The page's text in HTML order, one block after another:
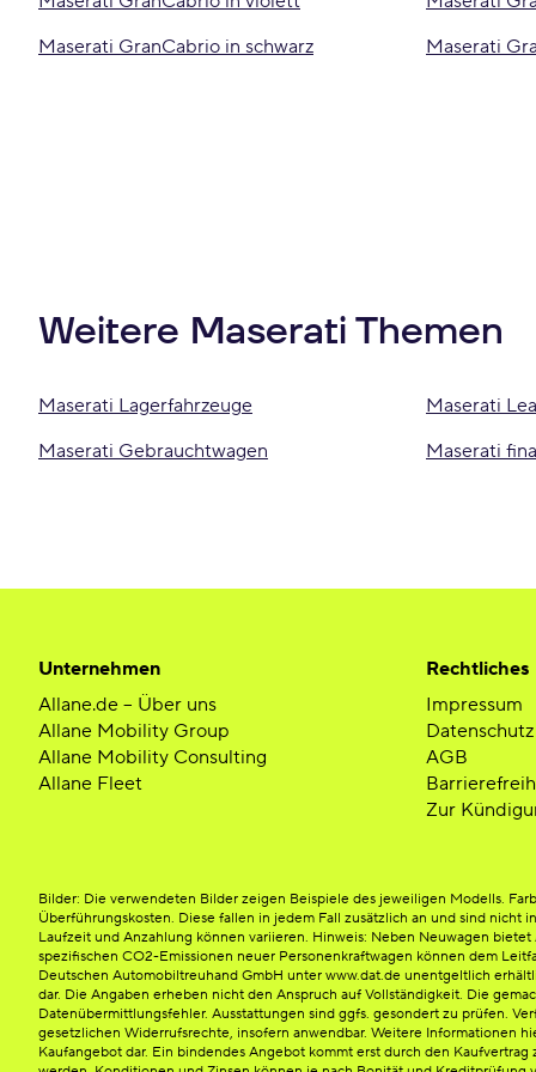
Maserati GranCabrio in schwarz
Maserati
Weitere Maserati Themen
Maserati Lagerfahrzeuge Maserati
Maserati Gebrauchtwagen
Maserati
Unternehmen
Allane.de – Über uns
Allane Mobility Group
Allane Mobility Consulting
Allane Fleet
Rechtliches
Impressum
Datenschutz
AGB
Zur
Bilder: Die verwendeten Bilder zeigen Beispiele des jeweiligen Modells.
Überführungskosten. Diese fallen in jedem Fall zusätzlich an und sind
Laufzeit und Anzahlung können variieren. Hinweis: Neben Neuwagen
spezifischen CO2-Emissionen neuer Personenkraftwagen können dem
Deutschen Automobiltreuhand GmbH unter www.dat.de unentgeltlich
dar. Die Angaben erheben nicht den Anspruch auf Vollständigkeit. Die
Datenübermittlungsfehler. Ausstattungen sind ggfs. gesondert zu prüfen.
gesetzlichen Widerrufsrechte, insofern anwendbar. Weitere Informationen
Kaufangebot dar. Ein bindendes Angebot kommt erst durch den